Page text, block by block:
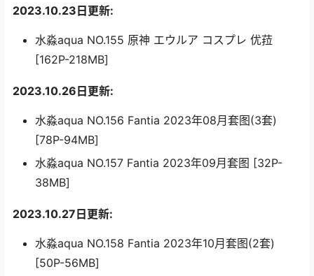
2023.10.23日更新:
水淼aqua NO.155 原神 エウルア コスプレ 优菈
[162P-218MB]
2023.10.26日更新:
水淼aqua NO.156 Fantia 2023年08月套图(3套)
[78P-94MB]
水淼aqua NO.157 Fantia 2023年09月套图 [32P-
38MB]
2023.10.27日更新:
水淼aqua NO.158 Fantia 2023年10月套图(2套)
[50P-56MB]